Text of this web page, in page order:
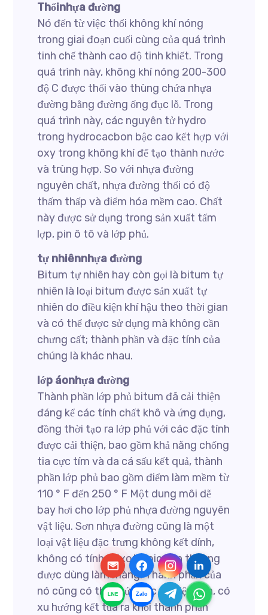
Thổinhựa đường
Nó đến từ việc thổi không khí nóng
trong giai đoạn cuối cùng của quá trình
tinh chế thành cao độ tinh khiết. Trong
quá trình này, không khí nóng 200-300
độ C được thổi vào thùng chứa nhựa
đường bằng đường ống đục lỗ. Trong
quá trình này, các nguyên tử hydro
trong hydrocacbon bậc cao kết hợp với
oxy trong không khí để tạo thành nước
và trùng hợp. So với nhựa đường
nguyên chất, nhựa đường thổi có độ
thấm thấp và điểm hóa mềm cao. Chất
này được sử dụng trong sản xuất tấm
lợp, pin ô tô và lớp phủ.
tự nhiênnhựa đường
Bitum tự nhiên hay còn gọi là bitum tự
nhiên là loại bitum được sản xuất tự
nhiên do điều kiện khí hậu theo thời gian
và có thể được sử dụng mà không cần
chưng cất; thành phần và đặc tính của
chúng là khác nhau.
lớp áonhựa đường
Thành phần lớp phủ bitum đã cải thiện
đáng kể các tính chất khô và ứng dụng,
đồng thời tạo ra lớp phủ với các đặc tính
được cải thiện, bao gồm khả năng chống
tia cực tím và da cá sấu kết quả, thành
phần lớp phủ bao gồm điểm làm mềm từ
110 ° F đến 250 ° F Một dung môi dễ
bay hơi cho lớp phủ nhựa đường nguyên
vật liệu. Sơn nhựa đường cũng là một
loại vật liệu đặc trưng không kết dính,
không có tính thixotropic nên thường
được dùng làm màng. Thành phần của
nó cũng có thể chứa các vật liệu độn, có
xu hướng kết tủa ra khỏi thành phần
LINE Zalo